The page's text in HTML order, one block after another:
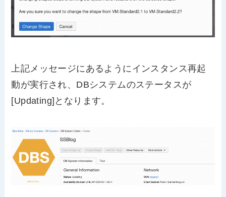
上記メッセージにあるようにインスタンス再起
動が実行され、DBシステムのステータスが
[Updating]となります。